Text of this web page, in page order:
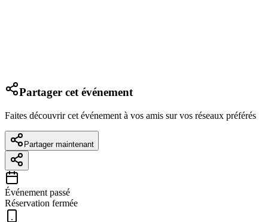
Partager cet événement
Faites découvrir cet événement à vos amis sur vos réseaux préférés
Partager maintenant
Événement passé
Réservation fermée